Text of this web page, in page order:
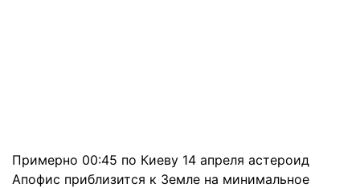
Примерно 00:45 по Киеву 14 апреля астероид
Апофис приблизится к Земле на минимальное